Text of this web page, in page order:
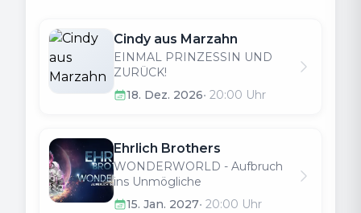
Cindy aus Marzahn
EINMAL PRINZESSIN UND
ZURÜCK!
18. Dez. 2026• 20:00 Uhr
Ehrlich Brothers
WONDERWORLD - Aufbruch
ins Unmögliche
15. Jan. 2027• 20:00 Uhr